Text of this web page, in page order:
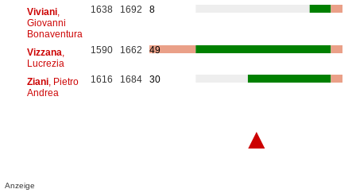
Viviani,
Giovanni
Bonaventura
1638 1692 8
Vizzana
Lucrezia
1590 1662 49
Ziani, Pietro
Andrea
1616 1684 30
▲
Anzeige